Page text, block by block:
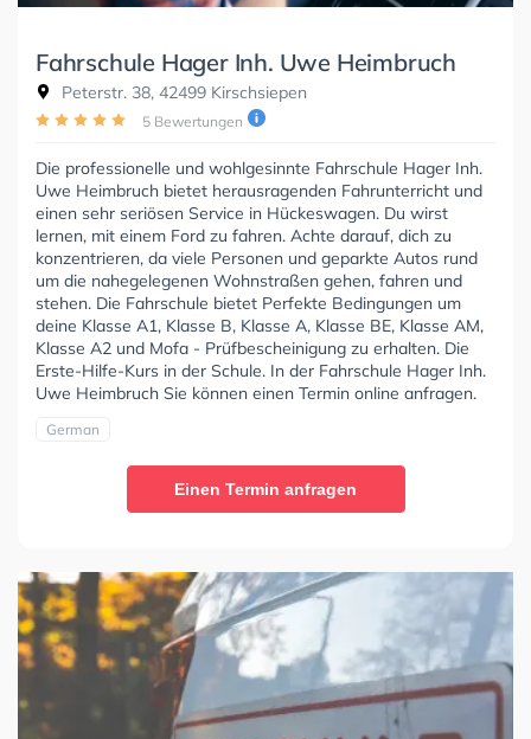
Fahrschule Hager Inh. Uwe Heimbruch
Peterstr. 38, 42499 Kirschsiepen
5 Bewertungen
Die professionelle und wohlgesinnte Fahrschule Hager Inh.
Uwe Heimbruch bietet herausragenden Fahrunterricht und
einen sehr seriösen Service in Hückeswagen. Du wirst
lernen, mit einem Ford zu fahren. Achte darauf, dich zu
konzentrieren, da viele Personen und geparkte Autos rund
um die nahegelegenen Wohnstraßen gehen, fahren und
stehen. Die Fahrschule bietet Perfekte Bedingungen um
deine Klasse A1, Klasse B, Klasse A, Klasse BE, Klasse AM,
Klasse A2 und Mofa - Prüfbescheinigung zu erhalten. Die
Erste-Hilfe-Kurs in der Schule. In der Fahrschule Hager Inh.
Uwe Heimbruch Sie können einen Termin online anfragen.
German
Einen Termin anfragen